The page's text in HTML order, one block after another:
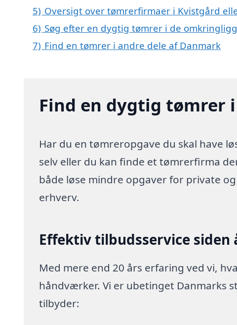
5) Oversigt over tømrerfirmaer i Kvistgård
6) Søg efter en dygtig tømrer i de
7) Find en tømrer i andre dele af Danmark
Find en dygtig tømrer
Har du en tømreropgave du skal have
selv eller du kan finde et tømrerfirma
både løse mindre opgaver for private
erhverv.
Effektiv tilbudsservice siden
Med mere end 20 års erfaring ved vi,
håndværker. Vi er ubetinget Danmarks
tilbyder: